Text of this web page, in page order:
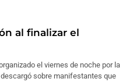
al finalizar el
el viernes de noche por la
sobre manifestantes que